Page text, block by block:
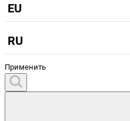
EU
RU
Применить